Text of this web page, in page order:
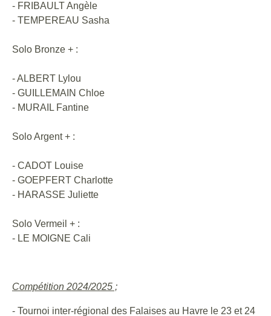
- FRIBAULT Angèle
- TEMPEREAU Sasha
Solo Bronze + :
- ALBERT Lylou
- GUILLEMAIN Chloe
- MURAIL Fantine
Solo Argent + :
- CADOT Louise
- GOEPFERT Charlotte
- HARASSE Juliette
Solo Vermeil + :
- LE MOIGNE Cali
Compétition 2024/2025 ;
- Tournoi inter-régional des Falaises au Havre le 23 et 24